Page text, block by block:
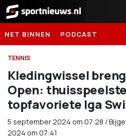
Sportnieuws.nl
NET BINNEN PODCAST
TENNIS
Kledingwissel
Open:
topfavoriete Iga
5 september 2024 om 07:28 /
2024 om 07:41